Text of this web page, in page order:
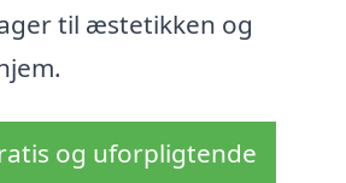
til æstetikken og
og uforpligtende